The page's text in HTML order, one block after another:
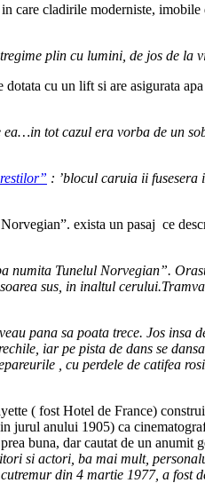
care cladirile moderniste,
plin cu lumini, de jos de
cu un lift si are asigurata
tot cazul era vorba de un
: ’blocul caruia ii fusesera
exista un pasaj ce
numita Tunelul Norvegian”.
sus, in inaltul
pana sa poata trece. Jos insa
iar pe pista de dans se
, cu perdele de catifea
( fost Hotel de France)
anului 1905) ca
buna, dar cautat de un anumit
si actori, ba mai mult,
din 4 martie 1977, a fost